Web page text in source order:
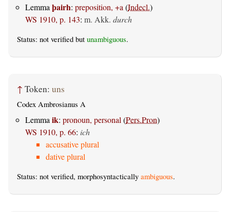
Lemma þairh: preposition, +a (Indecl.)
WS 1910, p. 143: m. Akk. durch
Status: not verified but unambiguous.
↑ Token: uns
Codex Ambrosianus A
Lemma ik: pronoun, personal (Pers.Pron)
WS 1910, p. 66: ich
accusative plural
dative plural
Status: not verified, morphosyntactically ambiguous.